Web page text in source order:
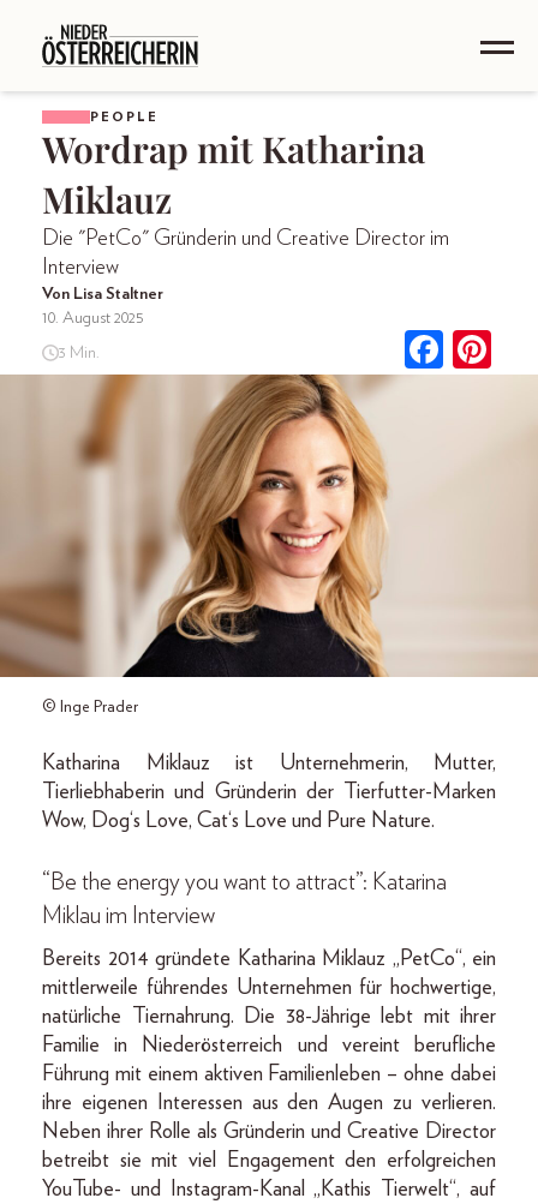
PEOPLE
Wordrap mit Katharina
Miklauz
Die "PetCo" Gründerin und Creative Director im
Interview
Von Lisa Staltner
10. August 2025
3 Min.
© Inge Prader
Katharina Miklauz ist Unternehmerin, Mutter,
Tierliebhaberin und Gründerin der Tierfutter-Marken
Wow, Dog‘s Love, Cat‘s Love und Pure Nature.
“Be the energy you want to attract”: Katarina
Miklau im Interview
Bereits 2014 gründete Katharina Miklauz „PetCo“, ein
mittlerweile führendes Unternehmen für hochwertige,
natürliche Tiernahrung. Die 38-Jährige lebt mit ihrer
Familie in Niederösterreich und vereint berufliche
Führung mit einem aktiven Familienleben – ohne dabei
ihre eigenen Interessen aus den Augen zu verlieren.
Neben ihrer Rolle als Gründerin und Creative Director
betreibt sie mit viel Engagement den erfolgreichen
YouTube- und Instagram-Kanal „Kathis Tierwelt“, auf